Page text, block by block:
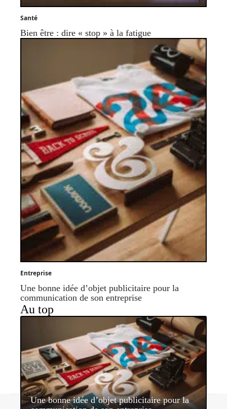
Santé
Bien être : dire « stop » à la fatigue
Entreprise
Une bonne idée d’objet publicitaire pour la
communication de son entreprise
Au top
Une bonne idée d’objet publicitaire pour la
Contact Mentions légales Sitemap